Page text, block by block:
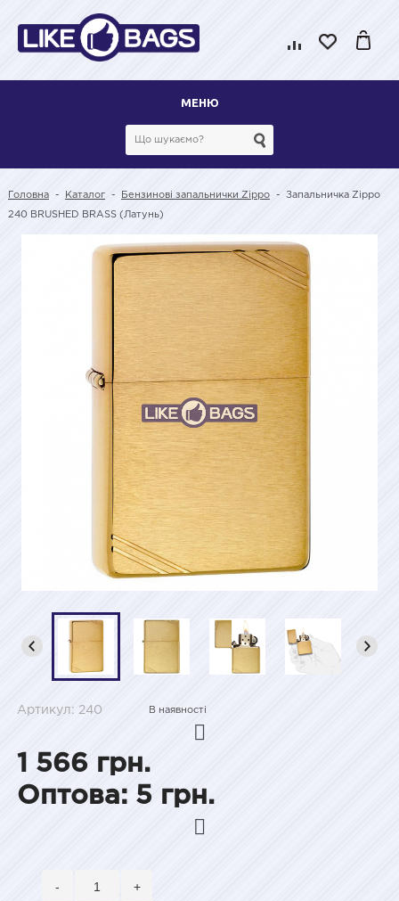
МЕНЮ
Головна - Каталог - Бензинові запальнички Zippo - Запальничка Zippo
240 BRUSHED BRASS (Латунь)
Артикул: 240 В наявності
1 566 грн.
Оптова: 5 грн.
- +